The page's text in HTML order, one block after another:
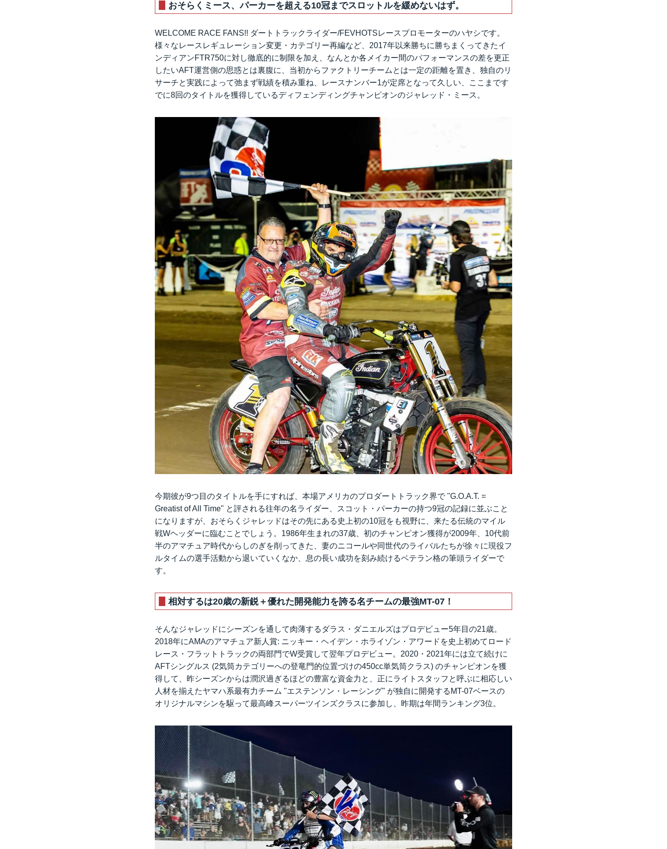
おそらくミース、パーカーを超える10冠までスロットルを緩めないはず。
WELCOME RACE FANS!! ダートトラックライダー/FEVHOTSレースプロモーターのハヤシです。
様々なレースレギュレーション変更・カテゴリー再編など、2017年以来勝ちに勝ちまくってきたイ
ンディアンFTR750に対し徹底的に制限を加え、なんとか各メイカー間のパフォーマンスの差を更正
したいAFT運営側の思惑とは裏腹に、当初からファクトリーチームとは一定の距離を置き、独自のリ
サーチと実践によって弛まず戦績を積み重ね、レースナンバー1が定席となって久しい、ここまです
でに8回のタイトルを獲得しているディフェンディングチャンピオンのジャレッド・ミース。
今期彼が9つ目のタイトルを手にすれば、本場アメリカのプロダートトラック界で "G.O.A.T. =
Greatist of All Time" と評される往年の名ライダー、スコット・パーカーの持つ9冠の記録に並ぶこと
になりますが、おそらくジャレッドはその先にある史上初の10冠をも視野に、来たる伝統のマイル
戦Wヘッダーに臨むことでしょう。1986年生まれの37歳、初のチャンピオン獲得が2009年、10代前
半のアマチュア時代からしのぎを削ってきた、妻のニコールや同世代のライバルたちが徐々に現役フ
ルタイムの選手活動から退いていくなか、息の長い成功を刻み続けるベテラン格の筆頭ライダーで
す。
相対するは20歳の新鋭＋優れた開発能力を誇る名チームの最強MT-07！
そんなジャレッドにシーズンを通して肉薄するダラス・ダニエルズはプロデビュー5年目の21歳。
2018年にAMAのアマチュア新人賞: ニッキー・ヘイデン・ホライゾン・アワードを史上初めてロード
レース・フラットトラックの両部門でW受賞して翌年プロデビュー。2020・2021年には立て続けに
AFTシングルス (2気筒カテゴリーへの登竜門的位置づけの450cc単気筒クラス) のチャンピオンを獲
得して、昨シーズンからは潤沢過ぎるほどの豊富な資金力と、正にライトスタッフと呼ぶに相応しい
人材を揃えたヤマハ系最有力チーム "エステンソン・レーシング" が独自に開発するMT-07ベースの
オリジナルマシンを駆って最高峰スーパーツインズクラスに参加し、昨期は年間ランキング3位。